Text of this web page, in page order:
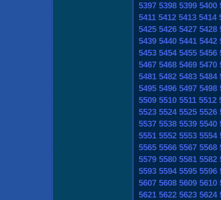
5397 5398 5399 5400
5411 5412 5413 5414
5425 5426 5427 5428
5439 5440 5441 5442
5453 5454 5455 5456
5467 5468 5469 5470
5481 5482 5483 5484
5495 5496 5497 5498
5509 5510 5511 5512
5523 5524 5525 5526
5537 5538 5539 5540
5551 5552 5553 5554
5565 5566 5567 5568
5579 5580 5581 5582
5593 5594 5595 5596
5607 5608 5609 5610
5621 5622 5623 5624